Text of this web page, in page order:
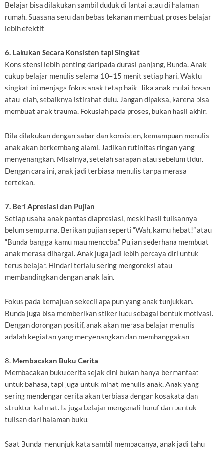
Belajar bisa dilakukan sambil duduk di lantai atau di halaman
rumah. Suasana seru dan bebas tekanan membuat proses belajar
lebih efektif.
6. Lakukan Secara Konsisten tapi Singkat
Konsistensi lebih penting daripada durasi panjang, Bunda. Anak
cukup belajar menulis selama 10–15 menit setiap hari. Waktu
singkat ini menjaga fokus anak tetap baik. Jika anak mulai bosan
atau lelah, sebaiknya istirahat dulu. Jangan dipaksa, karena bisa
membuat anak trauma. Fokuslah pada proses, bukan hasil akhir.
Bila dilakukan dengan sabar dan konsisten, kemampuan menulis
anak akan berkembang alami. Jadikan rutinitas ringan yang
menyenangkan. Misalnya, setelah sarapan atau sebelum tidur.
Dengan cara ini, anak jadi terbiasa menulis tanpa merasa
tertekan.
7. Beri Apresiasi dan Pujian
Setiap usaha anak pantas diapresiasi, meski hasil tulisannya
belum sempurna. Berikan pujian seperti “Wah, kamu hebat!” atau
“Bunda bangga kamu mau mencoba.” Pujian sederhana membuat
anak merasa dihargai. Anak juga jadi lebih percaya diri untuk
terus belajar. Hindari terlalu sering mengoreksi atau
membandingkan dengan anak lain.
Fokus pada kemajuan sekecil apa pun yang anak tunjukkan.
Bunda juga bisa memberikan stiker lucu sebagai bentuk motivasi.
Dengan dorongan positif, anak akan merasa belajar menulis
adalah kegiatan yang menyenangkan dan membanggakan.
8. Membacakan Buku Cerita
Membacakan buku cerita sejak dini bukan hanya bermanfaat
untuk bahasa, tapi juga untuk minat menulis anak. Anak yang
sering mendengar cerita akan terbiasa dengan kosakata dan
struktur kalimat. Ia juga belajar mengenali huruf dan bentuk
tulisan dari halaman buku.
Saat Bunda menunjuk kata sambil membacanya, anak jadi tahu